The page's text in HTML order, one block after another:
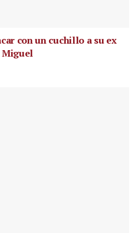
con un cuchillo a su ex
Miguel